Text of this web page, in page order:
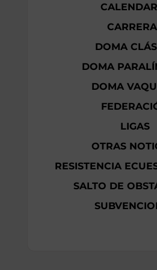
DOMA
DOMA
DOMA
LIGAS
OTRAS
RESISTENCIA
SALTO DE